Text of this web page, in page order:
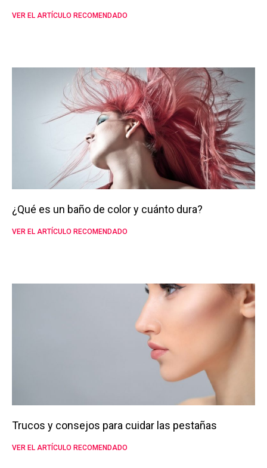
VER EL ARTÍCULO RECOMENDADO
¿Qué es un baño de color y cuánto dura?
VER EL ARTÍCULO RECOMENDADO
Trucos y consejos para cuidar las pestañas
VER EL ARTÍCULO RECOMENDADO